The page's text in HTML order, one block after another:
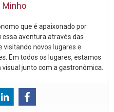
Minho
que é apaixonado por
aventura através das
visitando novos lugares e
Em todos os lugares, estamos
junto com a gastronômica.